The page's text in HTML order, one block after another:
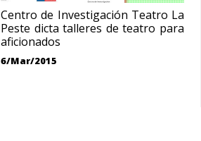
Centro de Investigación Teatro La
Peste dicta talleres de teatro para
aficionados
6/Mar/2015